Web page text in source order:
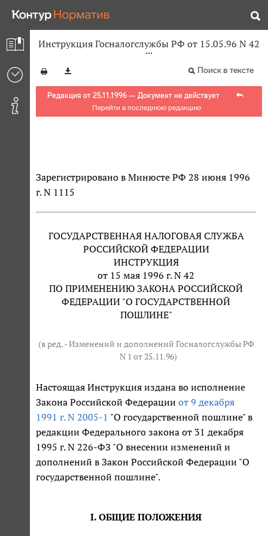
Инструкция Госналогслужбы РФ от 15.05.96 N 42
Поиск в тексте
Редакция от 25.11.1996 — Документ не действует
Перейти в последнюю редакцию
Зарегистрировано в Минюсте РФ 28 июня 1996
г. N 1115
ГОСУДАРСТВЕННАЯ НАЛОГОВАЯ СЛУЖБА
РОССИЙСКОЙ ФЕДЕРАЦИИ
ИНСТРУКЦИЯ
от 15 мая 1996 г. N 42
ПО ПРИМЕНЕНИЮ ЗАКОНА РОССИЙСКОЙ
ФЕДЕРАЦИИ "О ГОСУДАРСТВЕННОЙ
ПОШЛИНЕ"
(в ред. - Изменений и дополнений Госналогслужбы РФ
N 1 от 25.11.96)
Настоящая Инструкция издана во исполнение
Закона Российской Федерации от 9 декабря
1991 г. N 2005-1 "О государственной пошлине" в
редакции Федерального закона от 31 декабря
1995 г. N 226-ФЗ "О внесении изменений и
дополнений в Закон Российской Федерации "О
государственной пошлине".
I. ОБЩИЕ ПОЛОЖЕНИЯ